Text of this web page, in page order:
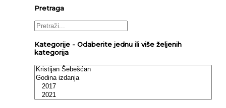
Pretraga
Kategorije - Odaberite jednu ili više željenih
kategorija